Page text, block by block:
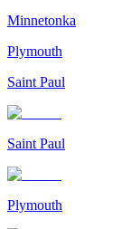
Minnetonka
Plymouth
Saint Paul
Saint Paul
Plymouth